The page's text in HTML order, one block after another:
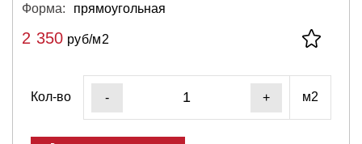
Форма:
прямоугольная
2 350 руб/м2
Кол-во - + м2